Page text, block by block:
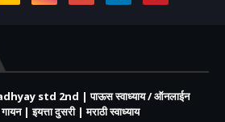
std 2nd | पाऊस स्वाध्याय / ऑनलाईन
| इयत्ता दुसरी | मराठी स्वाध्याय